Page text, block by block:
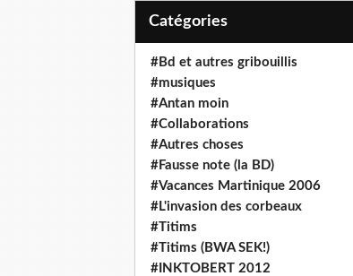
Catégories
#Bd et autres gribouillis
#musiques
#Antan moin
#Collaborations
#Autres choses
#Fausse note (la BD)
#Vacances Martinique 2006
#L'invasion des corbeaux
#Titims
#Titims (BWA SEK!)
#INKTOBERT 2012